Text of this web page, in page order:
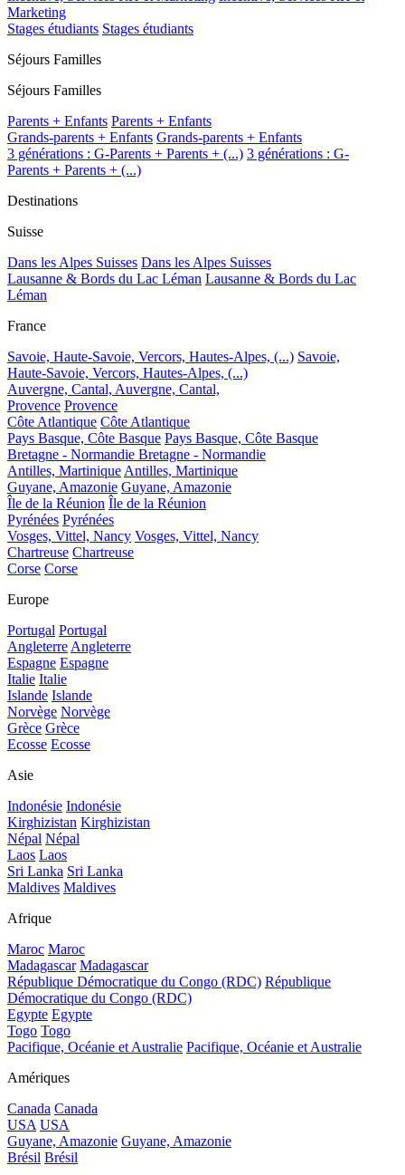
Marketing
Stages étudiants Stages étudiants
Séjours Familles
Séjours Familles
Parents + Enfants Parents + Enfants
Grands-parents + Enfants Grands-parents + Enfants
3 générations : G-Parents + Parents + (...) 3 générations : G-
Parents + Parents + (...)
Destinations
Suisse
Dans les Alpes Suisses Dans les Alpes Suisses
Lausanne & Bords du Lac Léman Lausanne & Bords du Lac
Léman
France
Savoie, Haute-Savoie, Vercors, Hautes-Alpes, (...) Savoie,
Haute-Savoie, Vercors, Hautes-Alpes, (...)
Auvergne, Cantal, Auvergne, Cantal,
Provence Provence
Côte Atlantique Côte Atlantique
Pays Basque, Côte Basque Pays Basque, Côte Basque
Bretagne - Normandie Bretagne - Normandie
Antilles, Martinique Antilles, Martinique
Guyane, Amazonie Guyane, Amazonie
Île de la Réunion Île de la Réunion
Pyrénées Pyrénées
Vosges, Vittel, Nancy Vosges, Vittel, Nancy
Chartreuse Chartreuse
Corse Corse
Europe
Portugal Portugal
Angleterre Angleterre
Espagne Espagne
Italie Italie
Islande Islande
Norvège Norvège
Grèce Grèce
Ecosse Ecosse
Asie
Indonésie Indonésie
Kirghizistan Kirghizistan
Népal Népal
Laos Laos
Sri Lanka Sri Lanka
Maldives Maldives
Afrique
Maroc Maroc
Madagascar Madagascar
République Démocratique du Congo (RDC) République
Démocratique du Congo (RDC)
Egypte Egypte
Togo Togo
Pacifique, Océanie et Australie Pacifique, Océanie et Australie
Amériques
Canada Canada
USA USA
Guyane, Amazonie Guyane, Amazonie
Brésil Brésil